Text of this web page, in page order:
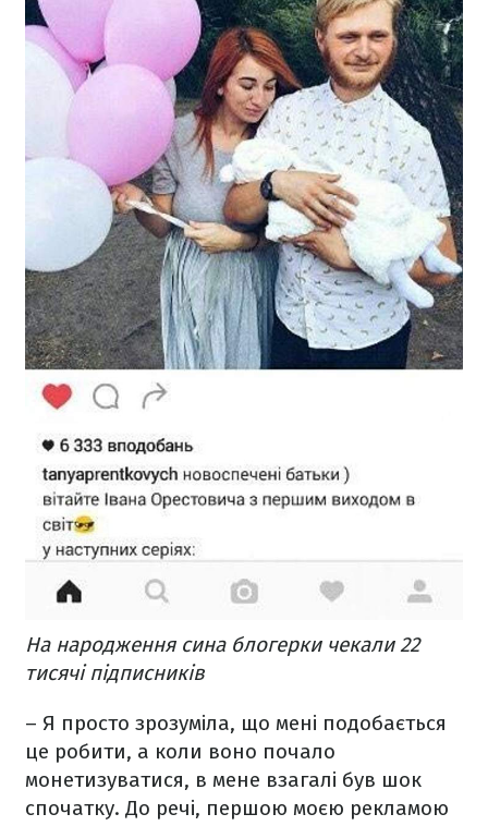
На народження сина блогерки чекали 22
тисячі підписників
– Я просто зрозуміла, що мені подобається
це робити, а коли воно почало
монетизуватися, в мене взагалі був шок
спочатку. До речі, першою моєю рекламою